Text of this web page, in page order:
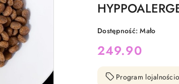
Dostępność:Mało
cena:
249.90
Program